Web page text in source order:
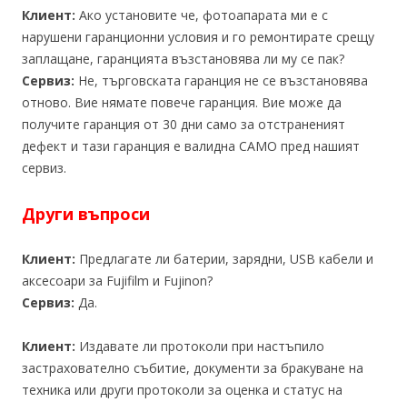
Клиент: Ако установите че, фотоапарата ми е с
нарушени гаранционни условия и го ремонтирате срещу
заплащане, гаранцията възстановява ли му се пак?
Сервиз: Не, търговската гаранция не се възстановява
отново. Вие нямате повече гаранция. Вие може да
получите гаранция от 30 дни само за отстраненият
дефект и тази гаранция е валидна САМО пред нашият
сервиз.
Други въпроси
Клиент: Предлагате ли батерии, зарядни, USB кабели и
аксесоари за Fujifilm и Fujinon?
Сервиз: Да.
Клиент: Издавате ли протоколи при настъпило
застрахователно събитие, документи за бракуване на
техника или други протоколи за оценка и статус на